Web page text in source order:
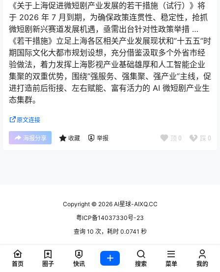
《关于上海促进微短剧产业发展的若干措施（试行）》将
于 2026 年 7 月到期，为确保政策连贯性、稳定性，抢抓
微短剧新兴赛道发展机遇，亟需出台针对性政策举措 …
《若干措施》立足上海各区相关产业发展现状和”十五五”时
期国际文化大都市规划设想，充分借鉴汲取多个外省市经
验做法，着力发挥上海影视产业基础雄厚和人工智能企业
集聚的双重优势，围绕”强服务、强集聚、强产业”主线，促
进打造前后衔接、左右赋能、富有活力的 AI 微短剧产业生
态集群。
原文连接
海报分享 收藏 举报 顶 0 踩 0
Copyright © 2026AI星球-AIXQ.CC
粤ICP备14037330号-23
查询 10 次，耗时 0.0741 秒
首页 圈子 快讯 搜索 菜单 我的